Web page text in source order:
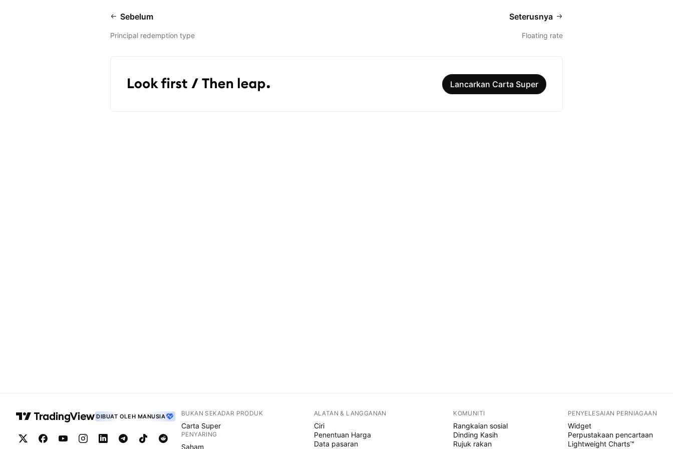
Sebelum
Principal redemption type
Seterusnya
Floating rate
Lancarkan Carta Super
DIBUAT OLEH MANUSIA BUKAN SEKADAR PRODUK
Carta Super
PENYARING
Saham
ALATAN & LANGGANAN
Ciri
Penentuan Harga
Data pasaran
KOMUNITI
Rangkaian sosial
Dinding Kasih
Rujuk rakan
PENYELESAIAN PERNIAGAAN
Widget
Perpustakaan pencartaan
Lightweight Charts™